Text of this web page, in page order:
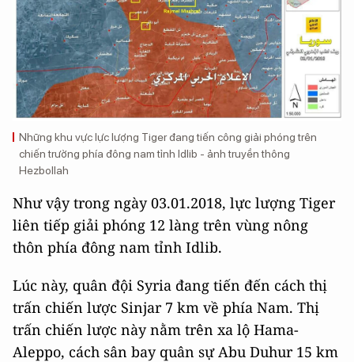
Những khu vực lực lượng Tiger đang tiến công giải phóng trên
chiến trường phía đông nam tỉnh Idlib - ảnh truyền thông
Hezbollah
Như vậy trong ngày 03.01.2018, lực lượng Tiger
liên tiếp giải phóng 12 làng trên vùng nông
thôn phía đông nam tỉnh Idlib.
Lúc này, quân đội Syria đang tiến đến cách thị
trấn chiến lược Sinjar 7 km về phía Nam. Thị
trấn chiến lược này nằm trên xa lộ Hama-
Aleppo, cách sân bay quân sự Abu Duhur 15 km